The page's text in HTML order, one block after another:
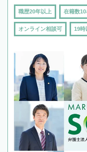
職歴20年以上 在籍数10
オンライン相談可 19時